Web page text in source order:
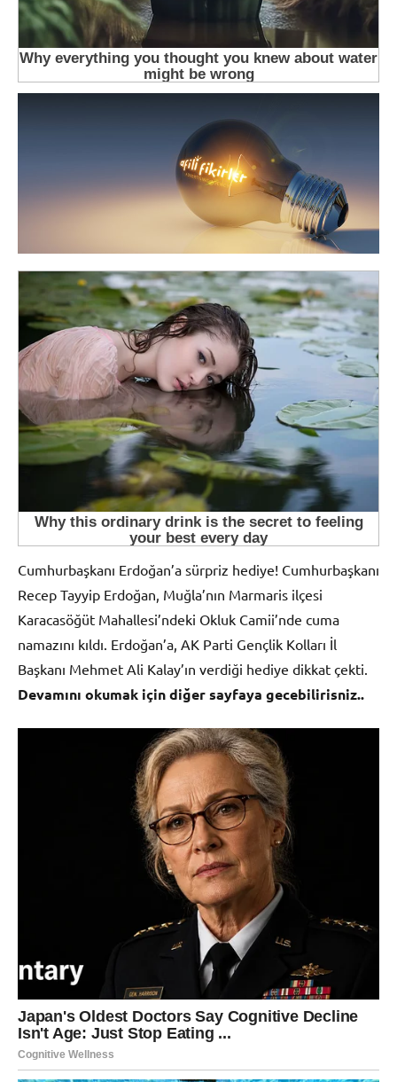
Cumhurbaşkanı Erdoğan’a sürpriz hediye! Cumhurbaşkanı
Recep Tayyip Erdoğan, Muğla’nın Marmaris ilçesi
Karacasöğüt Mahallesi’ndeki Okluk Camii’nde cuma
namazını kıldı. Erdoğan’a, AK Parti Gençlik Kolları İl
Başkanı Mehmet Ali Kalay’ın verdiği hediye dikkat çekti.
Devamını okumak için diğer sayfaya gecebilirisniz..